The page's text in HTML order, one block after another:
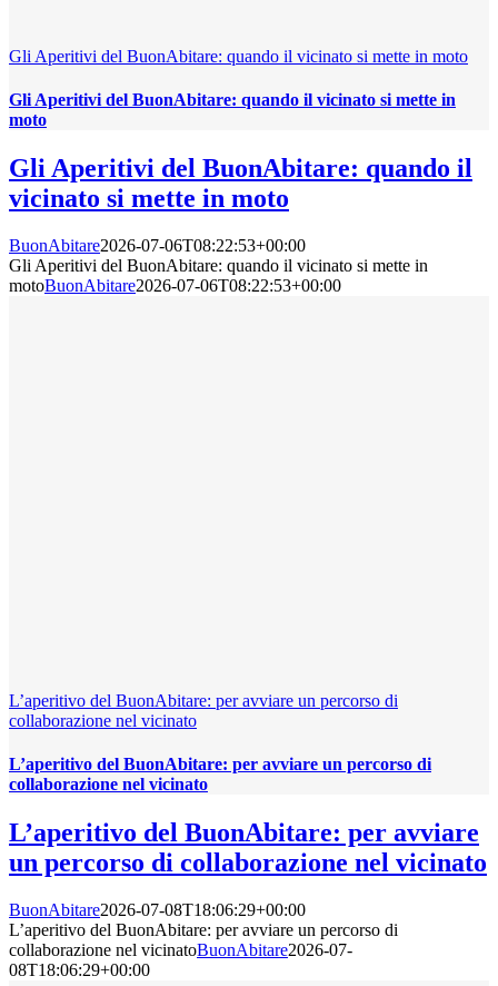
Gli Aperitivi del BuonAbitare: quando il vicinato si mette in moto
Gli Aperitivi del BuonAbitare: quando il vicinato si mette in
moto
Gli Aperitivi del BuonAbitare: quando il
vicinato si mette in moto
BuonAbitare2026-07-06T08:22:53+00:00
Gli Aperitivi del BuonAbitare: quando il vicinato si mette in
motoBuonAbitare2026-07-06T08:22:53+00:00
L’aperitivo del BuonAbitare: per avviare un percorso di
collaborazione nel vicinato
L’aperitivo del BuonAbitare: per avviare un percorso di
collaborazione nel vicinato
L’aperitivo del BuonAbitare: per avviare
un percorso di collaborazione nel vicinato
BuonAbitare2026-07-08T18:06:29+00:00
L’aperitivo del BuonAbitare: per avviare un percorso di
collaborazione nel vicinatoBuonAbitare2026-07-
08T18:06:29+00:00